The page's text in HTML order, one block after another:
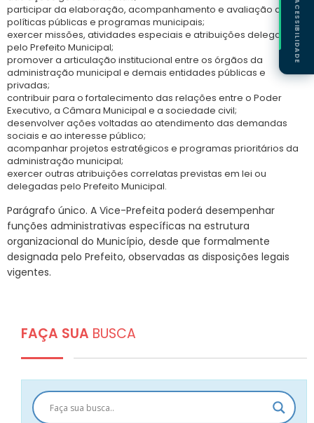
participar da elaboração, acompanhamento e avaliação de
políticas públicas e programas municipais;
exercer missões, atividades especiais e atribuições delegadas
pelo Prefeito Municipal;
promover a articulação institucional entre os órgãos da
administração municipal e demais entidades públicas e
privadas;
contribuir para o fortalecimento das relações entre o Poder
Executivo, a Câmara Municipal e a sociedade civil;
desenvolver ações voltadas ao atendimento das demandas
sociais e ao interesse público;
acompanhar projetos estratégicos e programas prioritários da
administração municipal;
exercer outras atribuições correlatas previstas em lei ou
delegadas pelo Prefeito Municipal.
Parágrafo único. A Vice-Prefeita poderá desempenhar
funções administrativas específicas na estrutura
organizacional do Município, desde que formalmente
designada pelo Prefeito, observadas as disposições legais
vigentes.
FAÇA SUA BUSCA
ACESSIBILIDADE